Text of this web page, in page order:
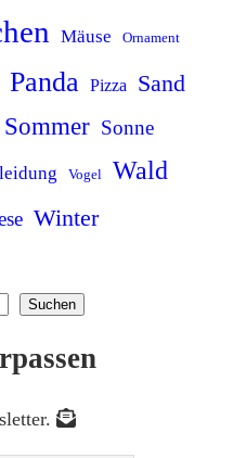
Mäuse Ornament
Panda Pizza Sand
Sommer Sonne
Vogel Wald
Winter
Suchen